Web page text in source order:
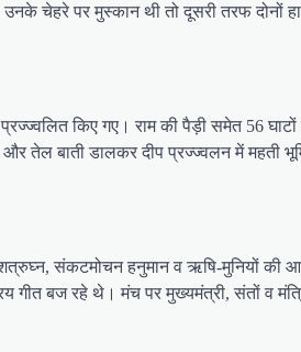
चेहरे पर मुस्कान थी तो दूसरी तरफ दोनों
किए गए। राम की पैड़ी समेत 56
और तेल बाती डालकर दीप प्रज्ज्वलन में
संकटमोचन हनुमान व ऋषि-मुनियों की
बज रहे थे। मंच पर मुख्यमंत्री, संतों व